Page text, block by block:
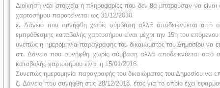
Διοίκηση νέα στοιχεία ή πληροφορίες που δεν θα μπορούσαν να
χαρτοσήμου παρατείνεται ως 31/12/2030.
ε. Δάνειο που συνήφθη χωρίς σύμβαση αλλά αποδεικνύεται από
εμπρόθεσμης καταβολής χαρτοσήμου είναι μέχρι την 15η του
υνεπώς η ημερομηνία παραγραφής του δικαιώματος του Δημοσίου να
στ. Δάνειο που συνήφθη χωρίς σύμβαση αλλά αποδεικνύεται από
καταβολής χαρτοσήμου είναι η 15/01/2016.
Συνεπώς ημερομηνία παραγραφής του δικαιώματος του Δημοσίου να
ζ.Δάνειο που συνήφθη στις 28/12/2018, έτος για το οποίο έχει